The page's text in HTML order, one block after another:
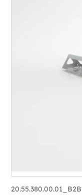
20.55.380.00.01_B2B